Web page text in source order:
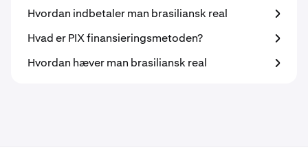
Hvordan indbetaler man brasiliansk real
Hvad er PIX finansieringsmetoden?
Hvordan hæver man brasiliansk real